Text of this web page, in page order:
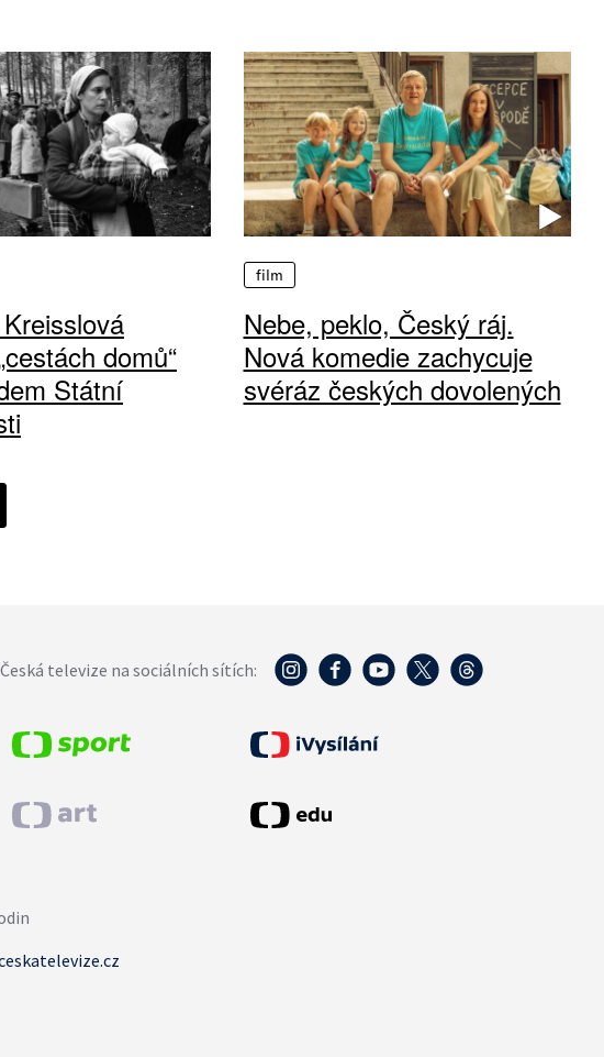
domů“
Státní
film
Nebe, peklo, Český ráj.
Nová komedie zachycuje
svéráz českých dovolených
Česká televize na sociálních sítích: